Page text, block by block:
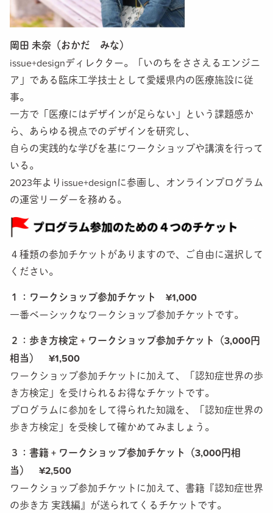
岡田 未奈（おかだ みな）
issue+designディレクター。「いのちをささえるエンジニ
ア」である臨床工学技士として愛媛県内の医療施設に従
事。
一方で「医療にはデザインが足らない」という課題感か
ら、あらゆる視点でのデザインを研究し、
自らの実践的な学びを基にワークショップや講演を行って
いる。
2023年よりissue+designに参画し、オンラインプログラム
の運営リーダーを務める。
４種類の参加チケットがありますので、ご自由に選択して
ください。
１：ワークショップ参加チケット ¥1,000
一番ベーシックなワークショップ参加チケットです。
２：歩き方検定 + ワークショップ参加チケット（3,000円
相当） ¥1,500
ワークショップ参加チケットに加えて、「認知症世界の歩
き方検定」を受けられるお得なチケットです。
プログラムに参加をして得られた知識を、「認知症世界の
歩き方検定」を受検して確かめてみましょう。
３：書籍 + ワークショップ参加チケット（3,000円相
当） ¥2,500
ワークショップ参加チケットに加えて、書籍『認知症世界
の歩き方 実践編』が送られてくるチケットです。